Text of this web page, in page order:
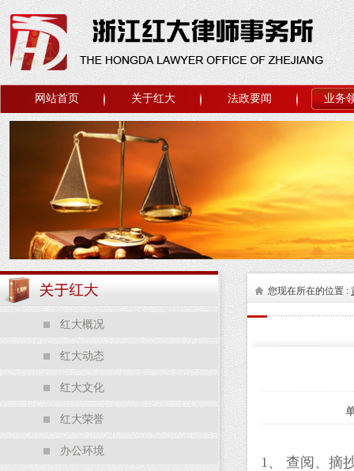
网站首页 关于红大 法政要闻 业务
红大概况
红大动态
红大文化
红大荣誉
办公环境
您现在所在的位置 :
1、
查阅、摘